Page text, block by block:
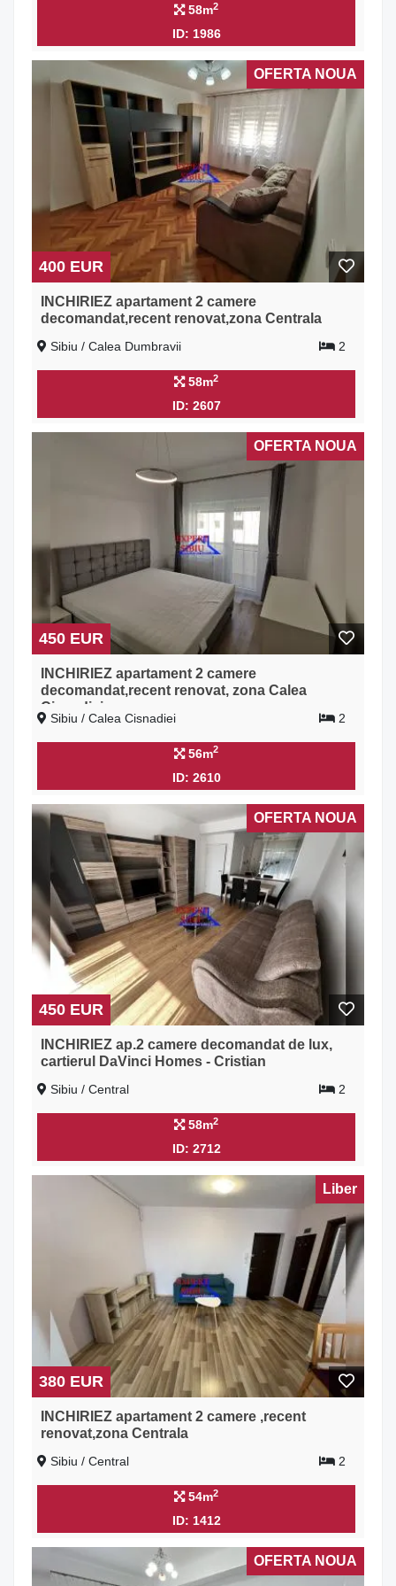
58m2
ID: 1986
OFERTA NOUA
400 EUR
INCHIRIEZ apartament 2 camere
decomandat,recent renovat,zona Centrala
Sibiu / Calea Dumbravii 2
58m2
ID: 2607
OFERTA NOUA
450 EUR
INCHIRIEZ apartament 2 camere
decomandat,recent renovat, zona Calea
Cisnadiei
Sibiu / Calea Cisnadiei 2
56m2
ID: 2610
OFERTA NOUA
450 EUR
INCHIRIEZ ap.2 camere decomandat de lux,
cartierul DaVinci Homes - Cristian
Sibiu / Central 2
58m2
ID: 2712
Liber
380 EUR
INCHIRIEZ apartament 2 camere ,recent
renovat,zona Centrala
Sibiu / Central 2
54m2
ID: 1412
OFERTA NOUA